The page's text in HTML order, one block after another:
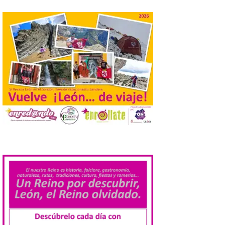
Laciana comienza su
programación para
disfrutar el eclipse total
del 12 de agosto
7 Ago 2026
Durante los días 1 y 2 de
agosto, tanto el público
infantil como el adulto
pudo disfrutar de un
público infantil y, el resto del […]
Más de 200.000 jóvenes
nacidos en 2008 ya han
solicitado el Bono Cultural
Joven 2026 en su primer